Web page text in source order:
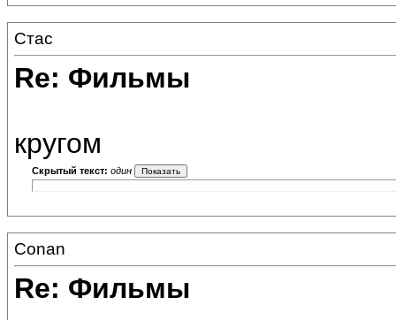
Стас
Re: Фильмы
кругом
Скрытый текст: один
Conan
Re: Фильмы